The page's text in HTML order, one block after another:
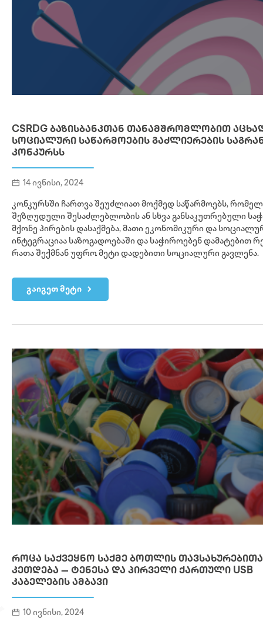
CSRDG ᲑᲐᲖᲘᲡᲑᲐᲜᲙᲗᲐᲜ ᲗᲐᲜᲐᲛᲨᲠᲝᲛᲚᲝᲑᲘᲗ
ᲡᲝᲪᲘᲐᲚᲣᲠᲘ ᲡᲐᲬᲐᲠᲛᲝᲔᲑᲘᲡ ᲒᲐᲫᲚᲘᲔᲠᲔᲑᲘᲡ
ᲙᲝᲜᲙᲣᲠᲡᲡ
14 ივნისი, 2024
კონკურსში ჩართვა შეუძლიათ მოქმედ საწარმოებს,
შეზღუდული შესაძლებლობის ან სხვა განსაკუთრებული
მქონე პირების დასაქმება, მათი ეკონომიკური და
ინტეგრაციაა საზოგადოებაში და საჭიროებენ დამატებით
რათა შექმნან უფრო მეტი დადებითი სოციალური გავლენა.
გაიგეთ მეტი
ᲠᲝᲪᲐ ᲡᲐᲥᲕᲔᲧᲜᲝ ᲡᲐᲥᲛᲔ ᲑᲝᲗᲚᲘᲡ
ᲙᲔᲗᲓᲔᲑᲐ — ᲢᲔᲜᲔᲡᲐ ᲓᲐ ᲞᲘᲠᲕᲔᲚᲘ ᲥᲐᲠᲗᲣᲚᲘ USB
ᲙᲐᲑᲔᲚᲔᲑᲘᲡ ᲐᲛᲑᲐᲕᲘ
10 ივნისი, 2024